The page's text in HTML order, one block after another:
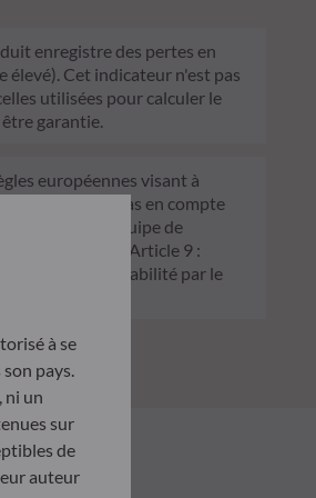
enregistre des pertes en
élevé). Cet indicateur n'est pas
utilisées pour calculer le
garantie.
européennes visant à
ne prend pas en compte
Article 8 : L'équipe de
Article 9 :
risques de durabilité par le
à se
pays.
ni un
sur
de
auteur